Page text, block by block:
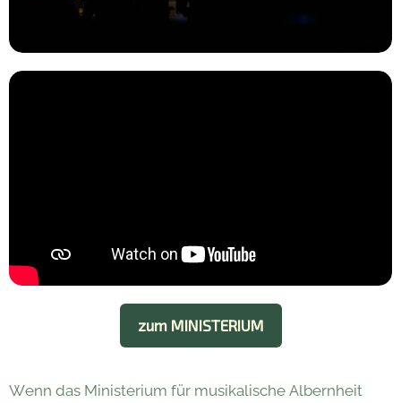
zum MINISTERIUM
Wenn das Ministerium für musikalische Albernheit